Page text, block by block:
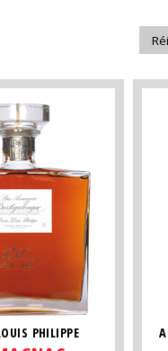
PHILIPPE